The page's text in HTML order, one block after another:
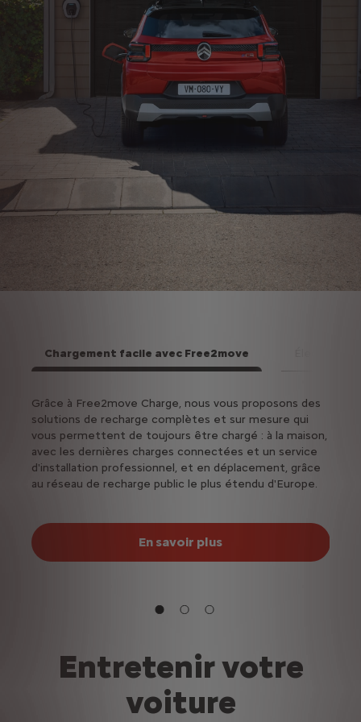
Grâce à Free2move Charge, nous vous proposons des
solutions de recharge complètes et sur mesure qui
vous permettent de toujours être chargé : à la maison,
avec les dernières charges connectées et un service
d'installation professionnel, et en déplacement, grâce
au réseau de recharge public le plus étendu d'Europe.
En savoir plus
Chargement facile avec Free2move
Entretenir votre
voiture